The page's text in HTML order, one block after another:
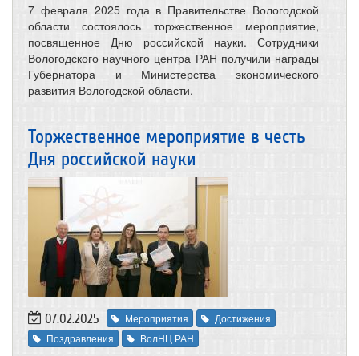
7 февраля 2025 года в Правительстве Вологодской
области состоялось торжественное мероприятие,
посвященное Дню российской науки. Сотрудники
Вологодского научного центра РАН получили награды
Губернатора и Министерства экономического
развития Вологодской области.
Торжественное мероприятие в честь
Дня российской науки
07.02.2025 Мероприятия
Достижения
Поздравления
ВолНЦ РАН